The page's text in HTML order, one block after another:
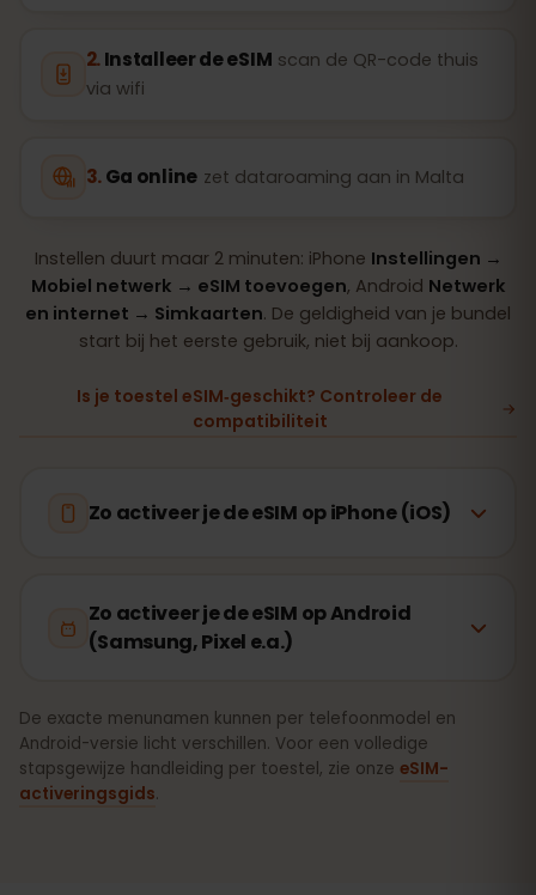
Installeer de eSIM scan de QR-code thuis
via wifi
Ga online zet dataroaming aan in Malta
Instellen duurt maar 2 minuten: iPhone Instellingen →
Mobiel netwerk → eSIM toevoegen, Android Netwerk
en internet → Simkaarten. De geldigheid van je bundel
start bij het eerste gebruik, niet bij aankoop.
Is je toestel eSIM‑geschikt? Controleer de
compatibiliteit
Zo activeer je de eSIM op iPhone (iOS)
Zo activeer je de eSIM op Android
(Samsung, Pixel e.a.)
De exacte menunamen kunnen per telefoonmodel en
Android-versie licht verschillen. Voor een volledige
stapsgewijze handleiding per toestel, zie onze eSIM-
activeringsgids.